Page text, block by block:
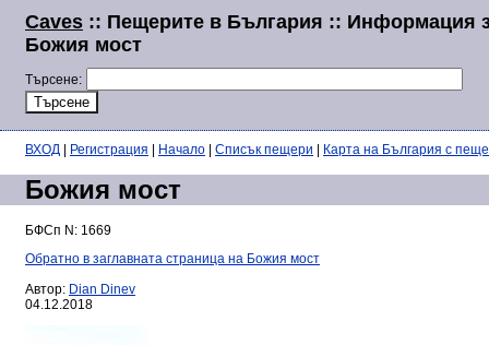
Caves :: Пещерите в България :: Информация
Божия мост
Търсене:
ВХОД Регистрация Начало Списък пещери Карта на България с
Божия мост
БФСп N: 1669
Обратно в заглавната страница на Божия мост
Автор: Dian Dinev
04.12.2018